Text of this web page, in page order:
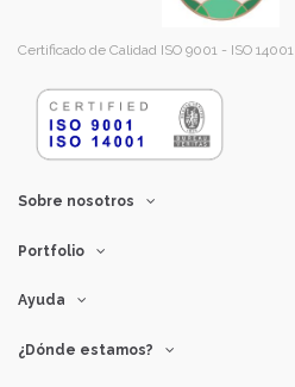
Certificado de Calidad ISO 9001 - ISO 14001
Sobre nosotros
Portfolio
Ayuda
¿Dónde estamos?